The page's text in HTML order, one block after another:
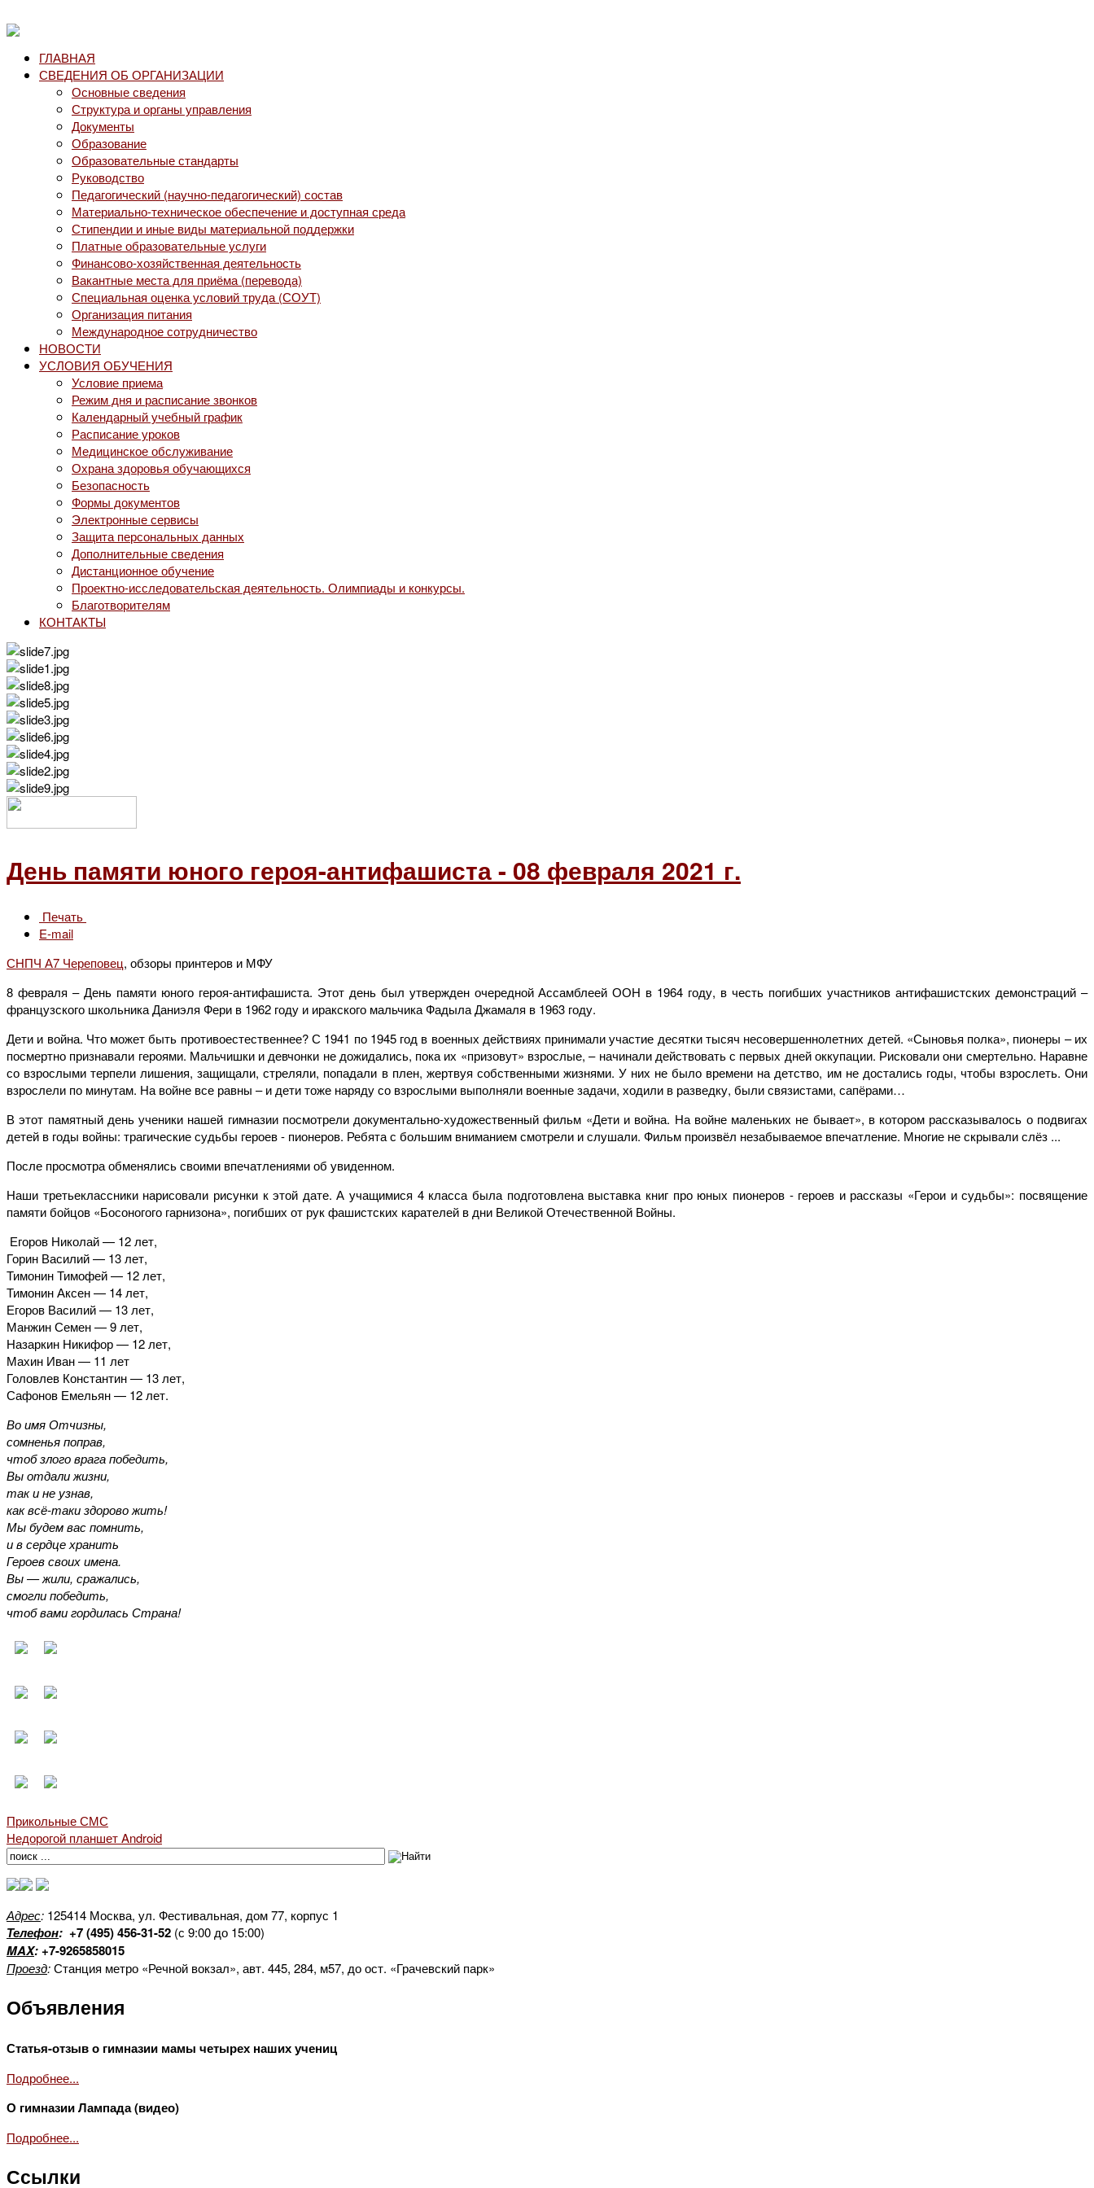
ГЛАВНАЯ
СВЕДЕНИЯ ОБ ОРГАНИЗАЦИИ
Основные сведения
Структура и органы управления
Документы
Образование
Образовательные стандарты
Руководство
Педагогический (научно-педагогический) состав
Материально-техническое обеспечение и доступная среда
Стипендии и иные виды материальной поддержки
Платные образовательные услуги
Финансово-хозяйственная деятельность
Вакантные места для приёма (перевода)
Специальная оценка условий труда (СОУТ)
Организация питания
Международное сотрудничество
НОВОСТИ
УСЛОВИЯ ОБУЧЕНИЯ
Условие приема
Режим дня и расписание звонков
Календарный учебный график
Расписание уроков
Медицинское обслуживание
Охрана здоровья обучающихся
Безопасность
Формы документов
Электронные сервисы
Защита персональных данных
Дополнительные сведения
Дистанционное обучение
Проектно-исследовательская деятельность. Олимпиады и конкурсы.
Благотворителям
КОНТАКТЫ
День памяти юного героя-антифашиста - 08 февраля 2021 г.
Печать
E-mail
СНПЧ А7 Череповец, обзоры принтеров и МФУ
8 февраля – День памяти юного героя-антифашиста. Этот день был утвержден очередной Ассамблеей ООН в 1964 году, в честь погибших участников антифашистских демонстраций –
французского школьника Даниэля Фери в 1962 году и иракского мальчика Фадыла Джамаля в 1963 году.
Дети и война. Что может быть противоестественнее? С 1941 по 1945 год в военных действиях принимали участие десятки тысяч несовершеннолетних детей. «Сыновья полка», пионеры – их
посмертно признавали героями. Мальчишки и девчонки не дожидались, пока их «призовут» взрослые, – начинали действовать с первых дней оккупации. Рисковали они смертельно. Наравне
со взрослыми терпели лишения, защищали, стреляли, попадали в плен, жертвуя собственными жизнями. У них не было времени на детство, им не достались годы, чтобы взрослеть. Они
взрослели по минутам. На войне все равны – и дети тоже наряду со взрослыми выполняли военные задачи, ходили в разведку, были связистами, сапёрами…
В этот памятный день ученики нашей гимназии посмотрели документально-художественный фильм «Дети и война. На войне маленьких не бывает», в котором рассказывалось о подвигах
детей в годы войны: трагические судьбы героев - пионеров. Ребята с большим вниманием смотрели и слушали. Фильм произвёл незабываемое впечатление. Многие не скрывали слёз ...
После просмотра обменялись своими впечатлениями об увиденном.
Наши третьеклассники нарисовали рисунки к этой дате. А учащимися 4 класса была подготовлена выставка книг про юных пионеров - героев и рассказы «Герои и судьбы»: посвящение
памяти бойцов «Босоногого гарнизона», погибших от рук фашистских карателей в дни Великой Отечественной Войны.
Егоров Николай — 12 лет,
Горин Василий — 13 лет,
Тимонин Тимофей — 12 лет,
Тимонин Аксен — 14 лет,
Егоров Василий — 13 лет,
Манжин Семен — 9 лет,
Назаркин Никифор — 12 лет,
Махин Иван — 11 лет
Головлев Константин — 13 лет,
Сафонов Емельян — 12 лет.
Во имя Отчизны,
сомненья поправ,
чтоб злого врага победить,
Вы отдали жизни,
так и не узнав,
как всё-таки здорово жить!
Мы будем вас помнить,
и в сердце хранить
Героев своих имена.
Вы — жили, сражались,
смогли победить,
чтоб вами гордилась Страна!
Прикольные СМС
Недорогой планшет Android
Адрес: 125414 Москва, ул. Фестивальная, дом 77, корпус 1
Телефон: +7 (495) 456-31-52 (с 9:00 до 15:00)
MAX:+7-9265858015
Проезд:Станция метро «Речной вокзал», авт. 445, 284, м57, до ост. «Грачевский парк»
Объявления
Статья-отзыв о гимназии мамы четырех наших учениц
Подробнее...
О гимназии Лампада (видео)
Подробнее...
Ссылки